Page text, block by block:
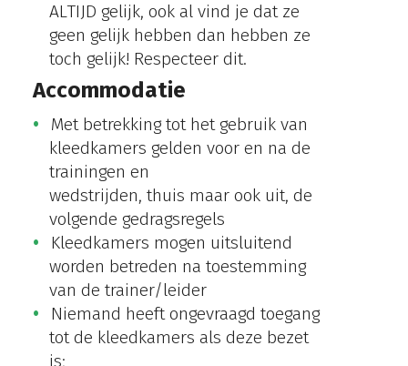
ALTIJD gelijk, ook al vind je dat ze
geen gelijk hebben dan hebben ze
toch gelijk! Respecteer dit.
Accommodatie
Met betrekking tot het gebruik van
kleedkamers gelden voor en na de
trainingen en
wedstrijden, thuis maar ook uit, de
volgende gedragsregels
Kleedkamers mogen uitsluitend
worden betreden na toestemming
van de trainer/leider
Niemand heeft ongevraagd toegang
tot de kleedkamers als deze bezet
is;